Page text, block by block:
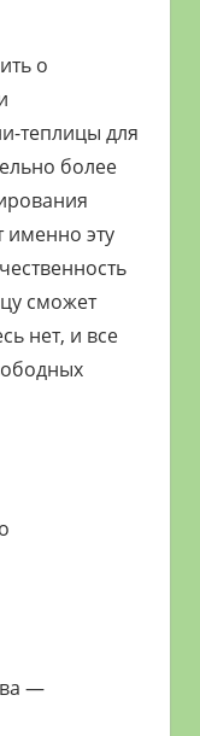
о
теплицы для
более
именно эту
сможет
нет, и все
—